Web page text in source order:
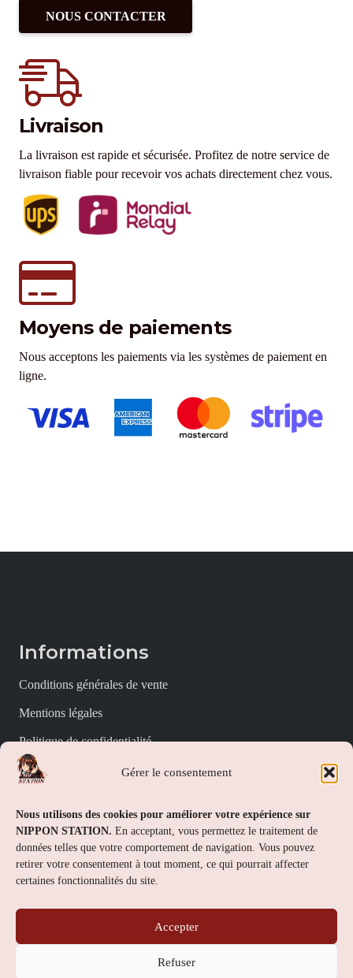
Gérer le consentement
Nous utilisons des cookies pour améliorer votre expérience sur
NIPPON STATION. En acceptant, vous permettez le traitement de
données telles que votre comportement de navigation. Vous pouvez
retirer votre consentement à tout moment, ce qui pourrait affecter
certaines fonctionnalités du site.
Accepter
Refuser
NOUS CONTACTER
Livraison
La livraison est rapide et sécurisée. Profitez de notre service de
livraison fiable pour recevoir vos achats directement chez vous.
Moyens de paiements
Nous acceptons les paiements via les systèmes de paiement en
ligne.
Informations
Conditions générales de vente
Mentions légales
Politique de confidentialité
Politique de cookies (UE)
Nippon Station
À propos
FAQs
Contact